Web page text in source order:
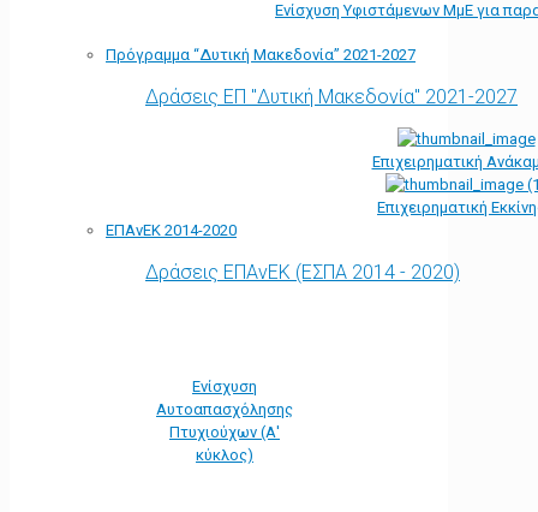
Ενίσχυση Υφιστάμενων ΜμΕ για
Πρόγραμμα “Δυτική Μακεδονία” 2021-2027
Δράσεις ΕΠ "Δυτική Μακεδονία" 2021-2027
Επιχειρηματική
Επιχειρηματική
ΕΠΑνΕΚ 2014-2020
Δράσεις ΕΠΑνΕΚ (ΕΣΠΑ 2014 - 2020)
Ενίσχυση
Αυτοαπασχόλησης
Πτυχιούχων (Α'
κύκλος)